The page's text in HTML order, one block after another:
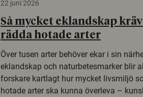
22 juni 2026
Så mycket eklandskap
rädda hotade arter
Över tusen arter behöver ekar i sin
eklandskap och naturbetesmarker blir
forskare kartlagt hur mycket livsmiljö
hotade arter ska kunna överleva –